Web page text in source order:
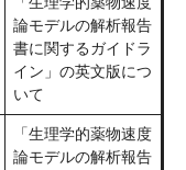
論モデルの解析報告
書に関するガイドラ
イン」の英文版につ
いて
「生理学的薬物速度
論モデルの解析報告